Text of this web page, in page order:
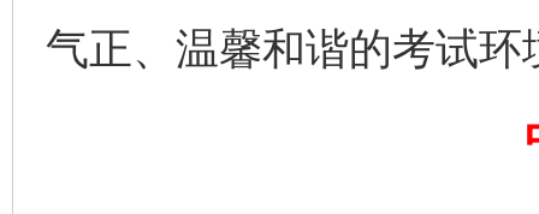
气正、温馨和谐的考试环
完善运行机制助力责任有效落实 一纸欠